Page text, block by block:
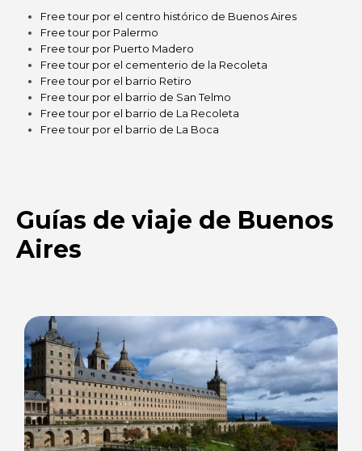
Free tour por el centro histórico de Buenos Aires
Free tour por Palermo
Free tour por Puerto Madero
Free tour por el cementerio de la Recoleta
Free tour por el barrio Retiro
Free tour por el barrio de San Telmo
Free tour por el barrio de La Recoleta
Free tour por el barrio de La Boca
Guías de viaje de Buenos
Aires